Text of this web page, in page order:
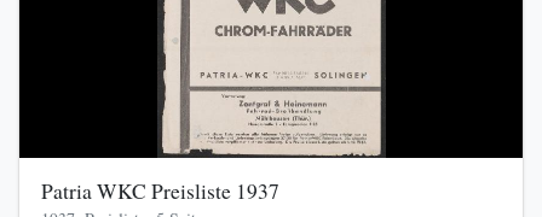
Patria WKC Preisliste 1937